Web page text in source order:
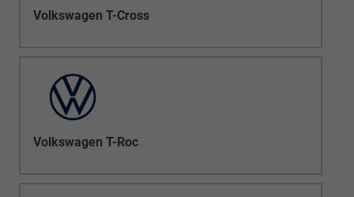
Volkswagen T-Cross
Volkswagen T-Roc